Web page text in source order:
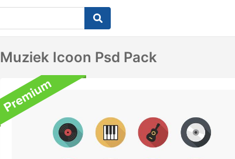
Muziek Icoon Psd Pack